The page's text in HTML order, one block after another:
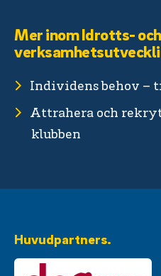
Mer inom Idrotts- och
Individens behov –
Attrahera och
klubben
Huvudpartners.